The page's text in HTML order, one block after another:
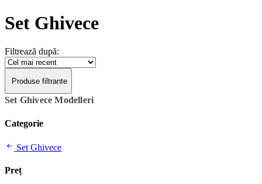
Set Ghivece
Filtrează după:
Produse filtrante
Set Ghivece Modelleri
Categorie
Set Ghivece
Preț